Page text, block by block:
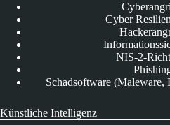
Cyber
NIS-2-
Schadsoftware (Maleware,
Künstliche Intelligenz